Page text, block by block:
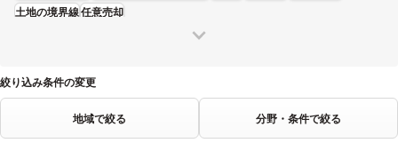
土地の境界線任意売却
絞り込み条件の変更
地域で絞る 分野・条件で絞る